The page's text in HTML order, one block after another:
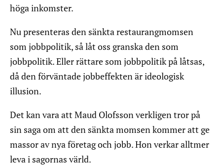
höga inkomster.
Nu presenteras den sänkta restaurangmomsen
som jobbpolitik, så låt oss granska den som
jobbpolitik. Eller rättare som jobbpolitik på låtsas,
då den förväntade jobbeffekten är ideologisk
illusion.
Det kan vara att Maud Olofsson verkligen tror på
sin saga om att den sänkta momsen kommer att ge
massor av nya företag och jobb. Hon verkar alltmer
leva i sagornas värld.